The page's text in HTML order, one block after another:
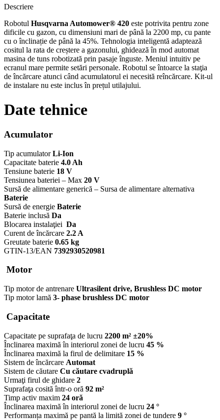
Descriere
Robotul Husqvarna Automower® 420 este potrivita pentru zone
dificile cu gazon, cu dimensiuni mari de până la 2200 mp, cu pante
cu o înclinație de până la 45%. Tehnologia inteligentă adaptează
cositul la rata de creștere a gazonului, ghidează în mod automat
masina de tuns robotizată prin pasaje înguste. Meniul intuitiv pe
ecranul mare permite setări personale. Robotul se întoarce la staţia
de încărcare atunci când acumulatorul ei necesită reîncărcare. Kit-ul
de instalare nu este inclus în prețul utilajului.
Date tehnice
Acumulator
Tip acumulatorLi-Ion
Capacitate baterie 4.0 Ah
Tensiune baterie 18 V
Tensiunea bateriei – Max 20 V
Sursă de alimentare generică – Sursa de alimentare alternativa
Baterie
Sursă de energie Baterie
Baterie inclusă Da
Blocarea instalaţiei Da
Curent de încărcare 2.2 A
Greutate baterie 0.65 kg
GTIN-13/EAN 7392930520981
Motor
Tip motor de antrenare Ultrasilent drive, Brushless DC motor
Tip motor lamă 3- phase brushless DC motor
Capacitate
Capacitate pe suprafaţa de lucru 2200 m² ±20%
Înclinarea maximă în interiorul zonei de lucru 45 %
Înclinarea maximă la firul de delimitare 15 %
Sistem de încărcare Automat
Sistem de căutare Cu căutare cvadruplă
Urmaţi firul de ghidare 2
Suprafaţa cosită într-o oră 92 m²
Timp activ maxim 24 oră
Înclinarea maximă în interiorul zonei de lucru 24 °
Performanța maximă pe pantă la limită zonei de tundere 9 °